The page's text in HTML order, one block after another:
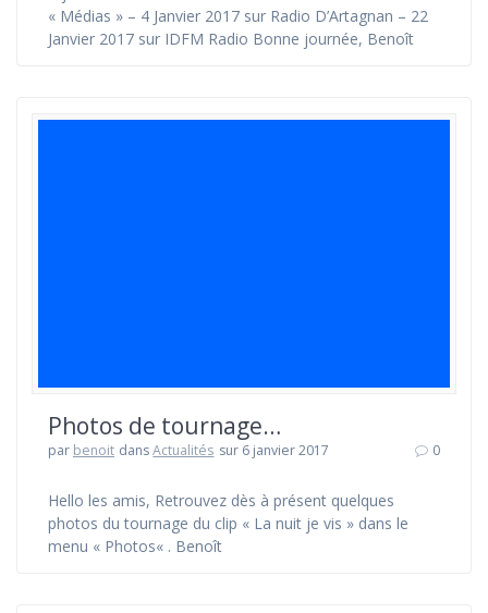
« Médias » – 4 Janvier 2017 sur Radio D’Artagnan – 22
Janvier 2017 sur IDFM Radio Bonne journée, Benoît
Photos de tournage…
par benoit dansActualités sur 6 janvier 2017 0
Hello les amis, Retrouvez dès à présent quelques
photos du tournage du clip « La nuit je vis » dans le
menu « Photos« . Benoît